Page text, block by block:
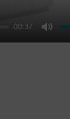
00:37
Mute